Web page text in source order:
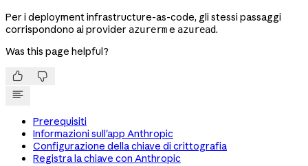
Per i deployment infrastructure-as-code, gli stessi passaggi
corrispondono ai provider azurerme azuread.
Was this page helpful?
 
Prerequisiti
Informazioni sull'app Anthropic
Configurazione della chiave di crittografia
Registra la chiave con Anthropic